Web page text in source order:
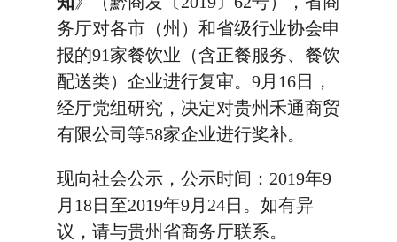
务厅对各市（州）和省级行业协会申
报的91家餐饮业（含正餐服务、餐饮
配送类）企业进行复审。9月16日，
经厅党组研究，决定对贵州禾通商贸
有限公司等58家企业进行奖补。
现向社会公示，公示时间：2019年9
月18日至2019年9月24日。如有异
议，请与贵州省商务厅联系。